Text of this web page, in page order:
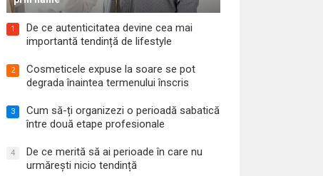
1
De ce autenticitatea devine cea mai
importantă tendință de lifestyle
2
Cosmeticele expuse la soare se pot
degrada înaintea termenului înscris
3
Cum să-ți organizezi o perioadă sabatică
între două etape profesionale
4
De ce merită să ai perioade în care nu
urmărești nicio tendință